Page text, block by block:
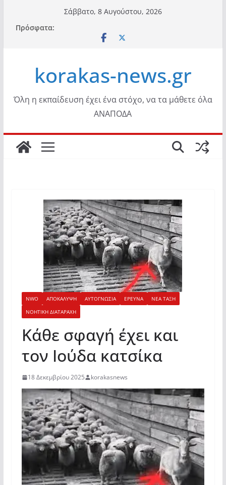
περιεχόμενο
Σάββατο, 8 Αυγούστου, 2026
Πρόσφατα:
korakas-news.gr
Όλη η εκπαίδευση έχει ένα στόχο, να τα μάθετε όλα
ΑΝΑΠΟΔΑ
NWO ΑΠΟΚΑΛΥΨΗ ΑΥΤΟΓΝΩΣΙΑ ΕΡΕΥΝΑ
ΝΕΑ ΤΑΞΗ
ΝΟΗΤΙΚΗ ΔΙΑΤΑΡΑΧΗ
Κάθε σφαγή έχει και
τον Ιούδα κατσίκα
18 Δεκεμβρίου 2025 korakasnews